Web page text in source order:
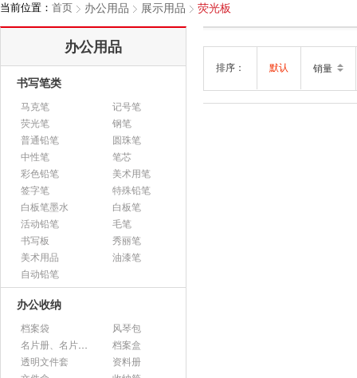
当前位置： 首页 办公用品 展示用品 荧光板
办公用品
书写笔类
马克笔
记号笔
荧光笔
钢笔
普通铅笔
圆珠笔
中性笔
笔芯
彩色铅笔
美术用笔
签字笔
特殊铅笔
白板笔墨水
白板笔
活动铅笔
毛笔
书写板
秀丽笔
美术用品
油漆笔
自动铅笔
办公收纳
档案袋
风琴包
名片册、名片盒、名片座
档案盒
透明文件套
资料册
排序： 默认 销量